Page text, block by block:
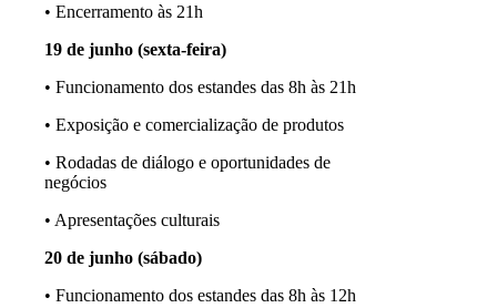
• Encerramento às 21h
19 de junho (sexta-feira)
• Funcionamento dos estandes das 8h às 21h
• Exposição e comercialização de produtos
• Rodadas de diálogo e oportunidades de
negócios
• Apresentações culturais
20 de junho (sábado)
• Funcionamento dos estandes das 8h às 12h